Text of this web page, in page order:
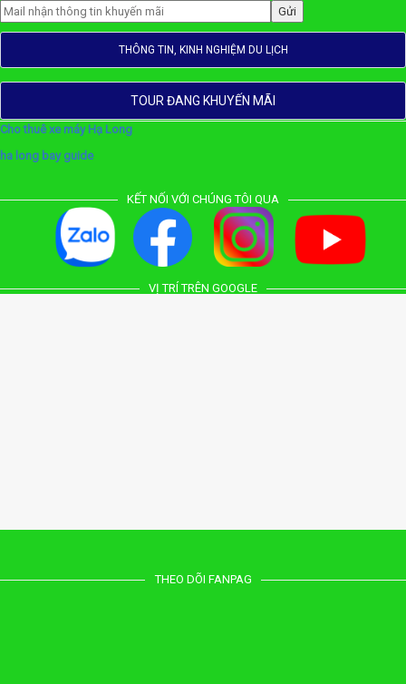
THÔNG TIN, KINH NGHIỆM DU LỊCH
TOUR ĐANG KHUYẾN MÃI
Cho thuê xe máy Hạ Long
ha long bay guide
KẾT NỐI VỚI CHÚNG TÔI QUA
VỊ TRÍ TRÊN GOOGLE
THEO DÕI FANPAG